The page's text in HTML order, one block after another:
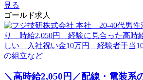
見る
ゴールド求人
＼高時給2,050円／配線・電装系